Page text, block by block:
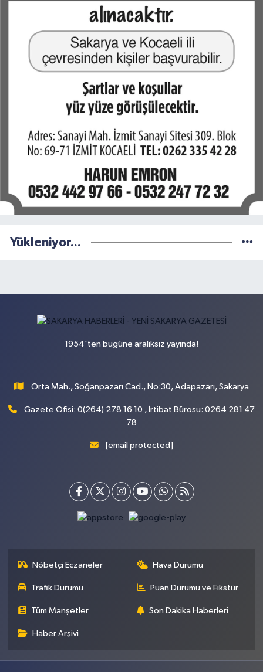
Yükleniyor...
1954'ten bugüne aralıksız yayında!
Orta Mah., Soğanpazarı Cad., No:30, Adapazarı, Sakarya
Gazete Ofisi: 0(264) 278 16 10 , İrtibat Bürosu: 0264 281 47
78
[email protected]
Nöbetçi Eczaneler Hava Durumu
Trafik Durumu Puan Durumu ve Fikstür
Tüm Manşetler Son Dakika Haberleri
Haber Arşivi